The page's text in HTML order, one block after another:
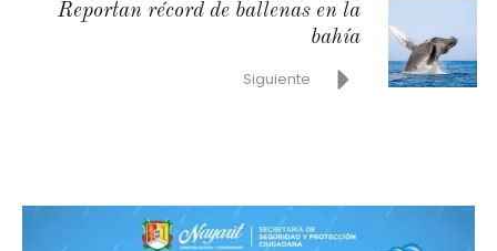
Reportan récord de ballenas en la
bahía
Siguiente